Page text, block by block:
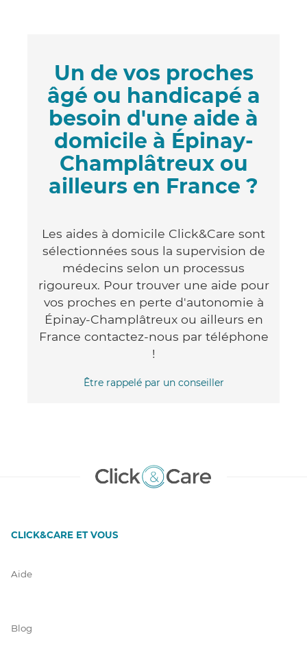
Un de vos proches
âgé ou handicapé a
besoin d'une aide à
domicile à Épinay-
Champlâtreux ou
ailleurs en France ?
Les aides à domicile Click&Care sont
sélectionnées sous la supervision de
médecins selon un processus
rigoureux. Pour trouver une aide pour
vos proches en perte d'autonomie à
Épinay-Champlâtreux ou ailleurs en
France contactez-nous par téléphone
!
Être rappelé par un conseiller
CLICK&CARE ET VOUS
Aide
Blog